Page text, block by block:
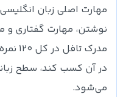
مهارت اصلی زبان
نوشتن، مهارت گفتاری و
مدرک
در آن کسب کند، سطح
می‌شود.